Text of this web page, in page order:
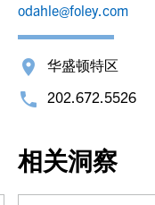
odahle@foley.com
华盛顿特区
202.672.5526
相关洞察